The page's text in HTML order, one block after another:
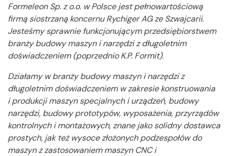
Formeleon Sp. z o.o. w Polsce jest pełnowartościową
firmą siostrzaną koncernu Rychiger AG ze Szwajcarii.
Jesteśmy sprawnie funkcjonującym przedsiębiorstwem
branży budowy maszyn i narzędzi z długoletnim
doświadczeniem (poprzednio K.P. Formit).
Działamy w branży budowy maszyn i narzędzi z
długoletnim doświadczeniem w zakresie konstruowania
i produkcji maszyn specjalnych i urządzeń, budowy
narzędzi, budowy prototypów, wyposażenia, przyrządów
kontrolnych i montażowych, znane jako solidny dostawca
prostych, jak też wysoce złożonych podzespołów do
maszyn z zastosowaniem maszyn CNC i